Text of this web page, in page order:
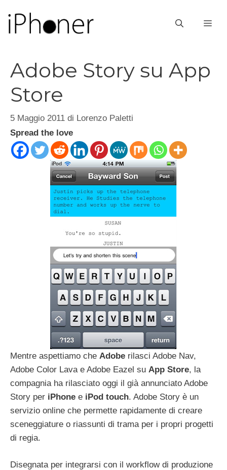
contenuto
Adobe Story su App
Store
5 Maggio 2011 di Lorenzo Paletti
Spread the love
Mentre aspettiamo che Adobe rilasci Adobe Nav,
Adobe Color Lava e Adobe Eazel su App Store, la
compagnia ha rilasciato oggi il già annunciato Adobe
Story per iPhone e iPod touch. Adobe Story è un
servizio online che permette rapidamente di creare
sceneggiature o riassunti di trama per i propri progetti
di regia.
Disegnata per integrarsi con il workflow di produzione